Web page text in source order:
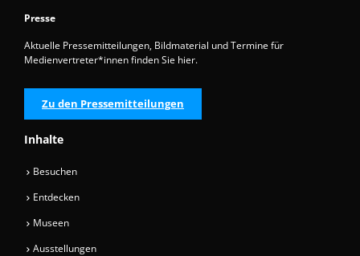
Presse
Aktuelle Pressemitteilungen, Bildmaterial und Termine für
Medienvertreter*innen finden Sie hier.
Zu den Pressemitteilungen
Inhalte
Besuchen
Entdecken
Museen
Ausstellungen